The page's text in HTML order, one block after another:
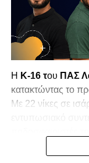
Η K-16 του ΠΑΣ
κατακτώντας το
Με 22 νίκες σε
Σύμφωνα με την